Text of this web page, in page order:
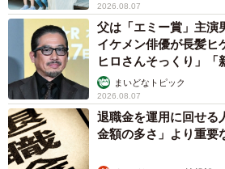
2026.08.07
父は「エミー賞」主
イケメン俳優が長髪ヒ
ヒロさんそっくり」「
まいどなトピック
2026.08.07
退職金を運用に回せる
金額の多さ」より重要